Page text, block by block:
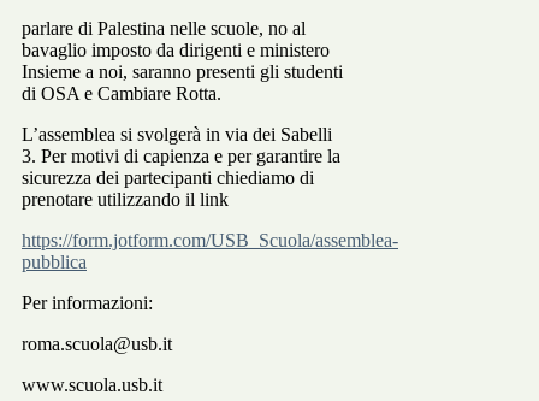
parlare di Palestina nelle scuole, no al
bavaglio imposto da dirigenti e ministero
Insieme a noi, saranno presenti gli studenti
di OSA e Cambiare Rotta.
L’assemblea si svolgerà in via dei Sabelli
3. Per motivi di capienza e per garantire la
sicurezza dei partecipanti chiediamo di
prenotare utilizzando il link
https://form.jotform.com/USB_Scuola/assemblea-
pubblica
Per informazioni:
roma.scuola@usb.it
www.scuola.usb.it